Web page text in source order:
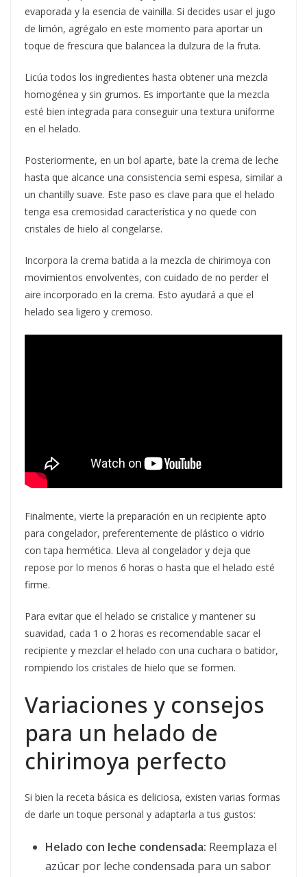
evaporada y la esencia de vainilla. Si decides usar el jugo
de limón, agrégalo en este momento para aportar un
toque de frescura que balancea la dulzura de la fruta.
Licúa todos los ingredientes hasta obtener una mezcla
homogénea y sin grumos. Es importante que la mezcla
esté bien integrada para conseguir una textura uniforme
en el helado.
Posteriormente, en un bol aparte, bate la crema de leche
hasta que alcance una consistencia semi espesa, similar a
un chantilly suave. Este paso es clave para que el helado
tenga esa cremosidad característica y no quede con
cristales de hielo al congelarse.
Incorpora la crema batida a la mezcla de chirimoya con
movimientos envolventes, con cuidado de no perder el
aire incorporado en la crema. Esto ayudará a que el
helado sea ligero y cremoso.
Finalmente, vierte la preparación en un recipiente apto
para congelador, preferentemente de plástico o vidrio
con tapa hermética. Lleva al congelador y deja que
repose por lo menos 6 horas o hasta que el helado esté
firme.
Para evitar que el helado se cristalice y mantener su
suavidad, cada 1 o 2 horas es recomendable sacar el
recipiente y mezclar el helado con una cuchara o batidor,
rompiendo los cristales de hielo que se formen.
Variaciones y consejos
para un helado de
chirimoya perfecto
Si bien la receta básica es deliciosa, existen varias formas
de darle un toque personal y adaptarla a tus gustos:
Helado con leche condensada: Reemplaza el
azúcar por leche condensada para un sabor